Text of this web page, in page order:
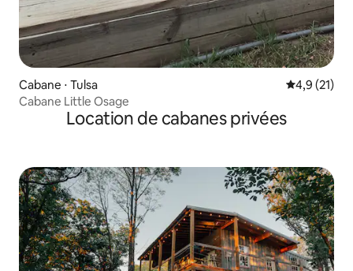
Cabane ⋅ Tulsa Évaluation
4,9 (21)
Cabane Little Osage
Location de cabanes privées